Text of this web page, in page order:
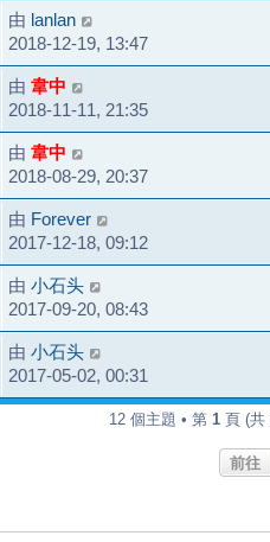
由 lanlan
2018-12-19, 13:47
由 韋中
2018-11-11, 21:35
由 韋中
2018-08-29, 20:37
由 Forever
2017-12-18, 09:12
由 小石头
2017-09-20, 08:43
由 小石头
2017-05-02, 00:31
12 個主題 • 第 1 頁 (共
前往